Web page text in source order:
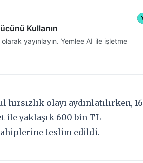
olayı aydınlatılırken, 16
ile yaklaşık 600 bin TL
teslim edildi.